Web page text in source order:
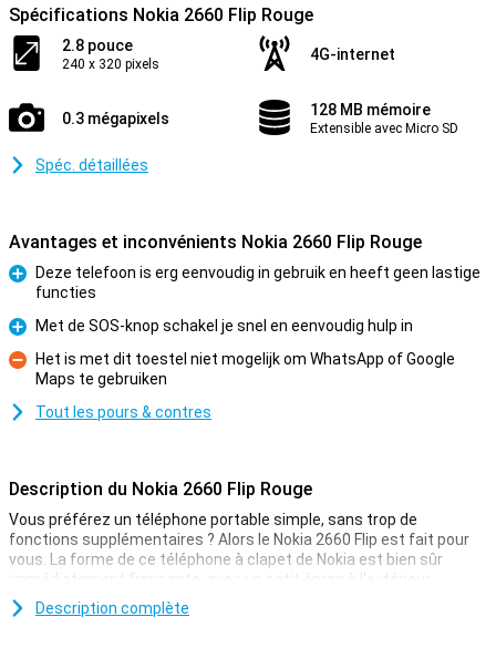
Spécifications Nokia 2660 Flip Rouge
2.8 pouce
240 x 320 pixels
4G-internet
0.3 mégapixels 128 MB mémoire
Extensible avec Micro SD
Spéc. détaillées
Avantages et inconvénients Nokia 2660 Flip Rouge
Pour
Deze telefoon is erg eenvoudig in gebruik en heeft geen lastige
functies
Pour
Met de SOS-knop schakel je snel en eenvoudig hulp in
Contre
Het is met dit toestel niet mogelijk om WhatsApp of Google
Maps te gebruiken
Tout les pours & contres
Description du Nokia 2660 Flip Rouge
Vous préférez un téléphone portable simple, sans trop de
fonctions supplémentaires ? Alors le Nokia 2660 Flip est fait pour
vous. La forme de ce téléphone à clapet de Nokia est bien sûr
immédiatement frappante, avec un petit écran à l'extérieur.
Lorsque vous l'ouvrez, un second écran de 2,8 pouces apparaît. Les
grandes touches physiques de l'appareil facilitent la navigation
Description complète